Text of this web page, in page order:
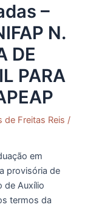
–
N.
DE
PARA
de Freitas Reis /
em
provisória de
de Auxílio
termos da